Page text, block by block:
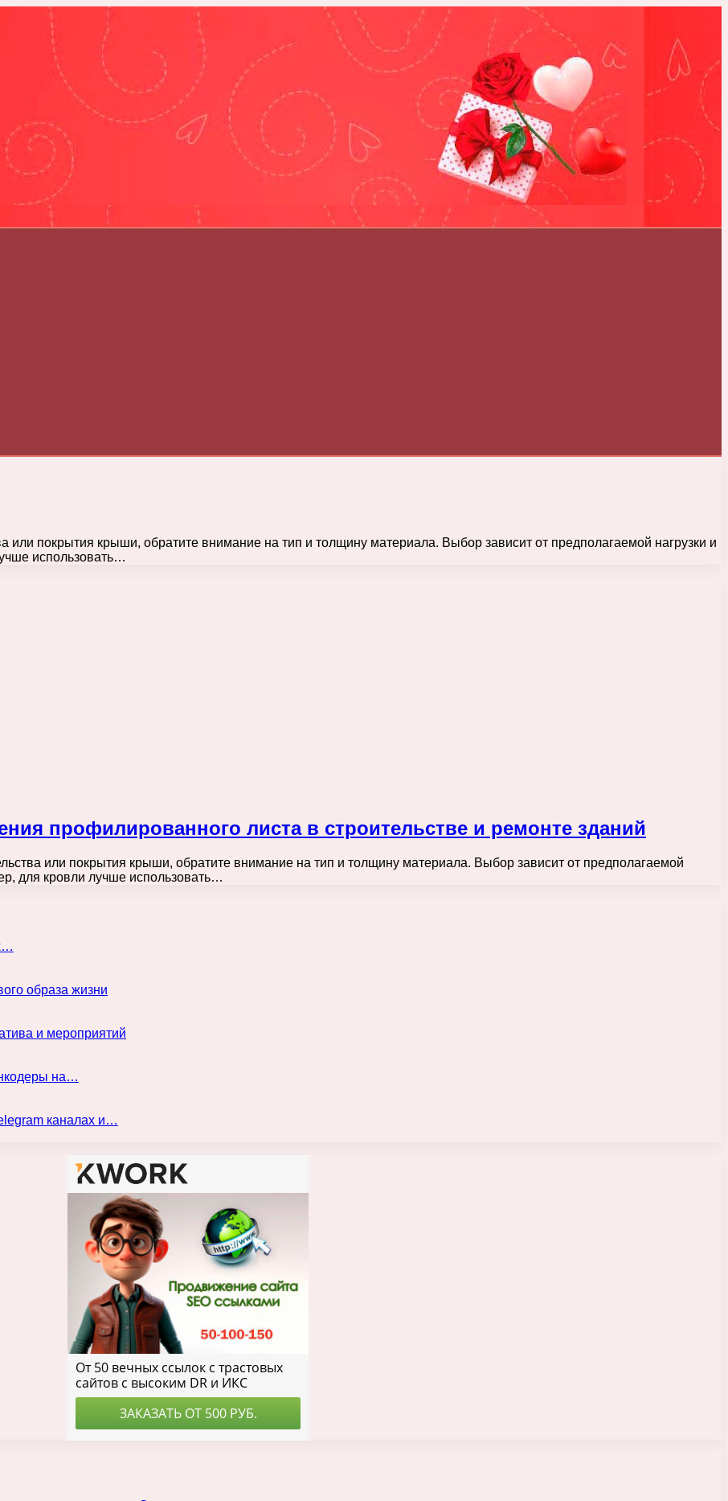
или покрытия крыши, обратите внимание на тип и толщину материала. Выбор зависит от предполагаемой нагрузки и
использовать…
профилированного листа в строительстве и ремонте зданий
или покрытия крыши, обратите внимание на тип и толщину материала. Выбор зависит от предполагаемой
для кровли лучше использовать…
образа жизни
и мероприятий
на…
каналах и…